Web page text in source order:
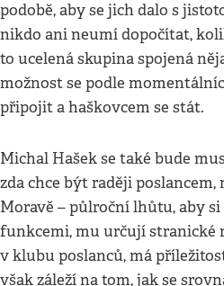
podobě, aby se jich dalo s
nikdo ani neumí dopočítat,
to ucelená skupina spojená
možnost se podle
připojit a haškovcem se stát.
Michal Hašek se také bude
zda chce být raději
Moravě – půlroční lhůtu, aby
funkcemi, mu určují stranické
v klubu poslanců, má
však záleží na tom, jak se